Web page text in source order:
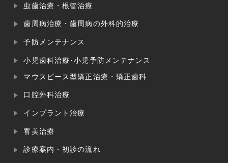
虫歯治療・根管治療
歯周病治療・歯周病の外科的治療
予防メンテナンス
小児歯科治療･小児予防メンテナンス
マウスピース型矯正治療・矯正歯科
口腔外科治療
インプラント治療
審美治療
診療案内・初診の流れ